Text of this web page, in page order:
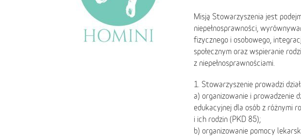
Misją Stowarzyszenia jest
niepełnosprawności,
fizycznego i osobowego,
społecznym oraz wspieranie
z niepełnosprawnościami.
1. Stowarzyszenie prowadzi
a) organizowanie i prowadzenie
edukacyjnej dla osób z różnymi
i ich rodzin (PKD 85);
b) organizowanie pomocy